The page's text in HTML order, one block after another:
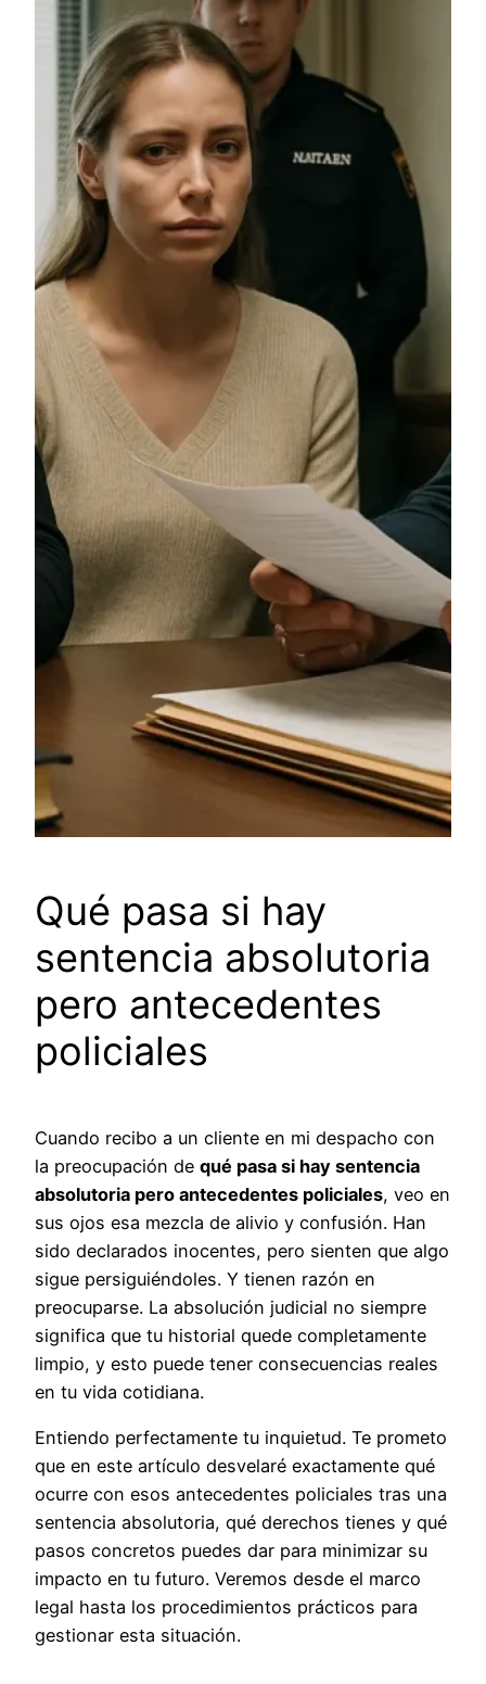
Qué pasa si hay
sentencia absolutoria
pero antecedentes
policiales
Cuando recibo a un cliente en mi despacho con
la preocupación de qué pasa si hay sentencia
absolutoria pero antecedentes policiales, veo en
sus ojos esa mezcla de alivio y confusión. Han
sido declarados inocentes, pero sienten que algo
sigue persiguiéndoles. Y tienen razón en
preocuparse. La absolución judicial no siempre
significa que tu historial quede completamente
limpio, y esto puede tener consecuencias reales
en tu vida cotidiana.
Entiendo perfectamente tu inquietud. Te prometo
que en este artículo desvelaré exactamente qué
ocurre con esos antecedentes policiales tras una
sentencia absolutoria, qué derechos tienes y qué
pasos concretos puedes dar para minimizar su
impacto en tu futuro. Veremos desde el marco
legal hasta los procedimientos prácticos para
gestionar esta situación.